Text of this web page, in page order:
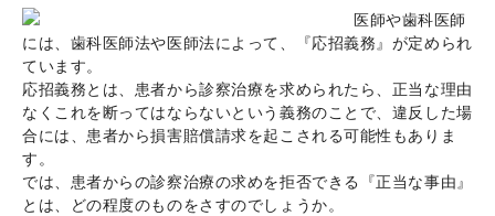
医師や歯科医師
には、歯科医師法や医師法によって、『応招義務』が定められ
ています。
応招義務とは、患者から診察治療を求められたら、正当な理由
なくこれを断ってはならないという義務のことで、違反した場
合には、患者から損害賠償請求を起こされる可能性もありま
す。
では、患者からの診察治療の求めを拒否できる『正当な事由』
とは、どの程度のものをさすのでしょうか。